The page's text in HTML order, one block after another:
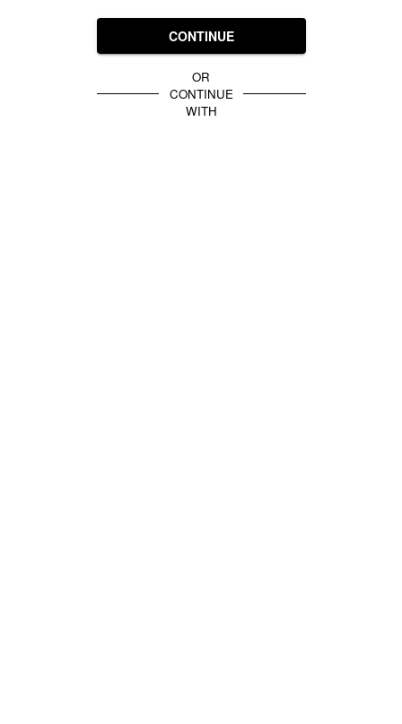
CONTINUE
OR
CONTINUE
WITH